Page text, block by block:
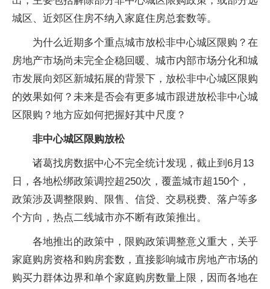
城区、近郊区住房不纳入家庭住房总套数等。
为什么近期多个重点城市放松非中心城区限购？在
房地产市场尚未完全企稳回暖、城市内部市场分化和城
市发展向郊区新城拓展的背景下，放松非中心城区限购
的效果如何？未来是否会有更多城市跟进放松非中心城
区限购？地方应如何把握好其中尺度？
非中心城区限购放松
诸葛找房数据中心不完全统计发现，截止到6月13
日，各地松绑政策调控超250次，覆盖城市超150个，
政策涉及调整限购、限售、信贷、交易税费、落户等多
个方向，热点二线城市亦不断有政策推出。
各地推出的政策中，限购政策调整意义重大，关乎
家庭购房资格和购房套数，直接影响城市房地产市场的
购买力群体边界和单个家庭购房数量上限，因而各地在